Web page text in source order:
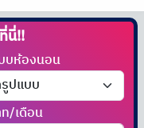
นี่!!
บห้องนอน
/เดือน